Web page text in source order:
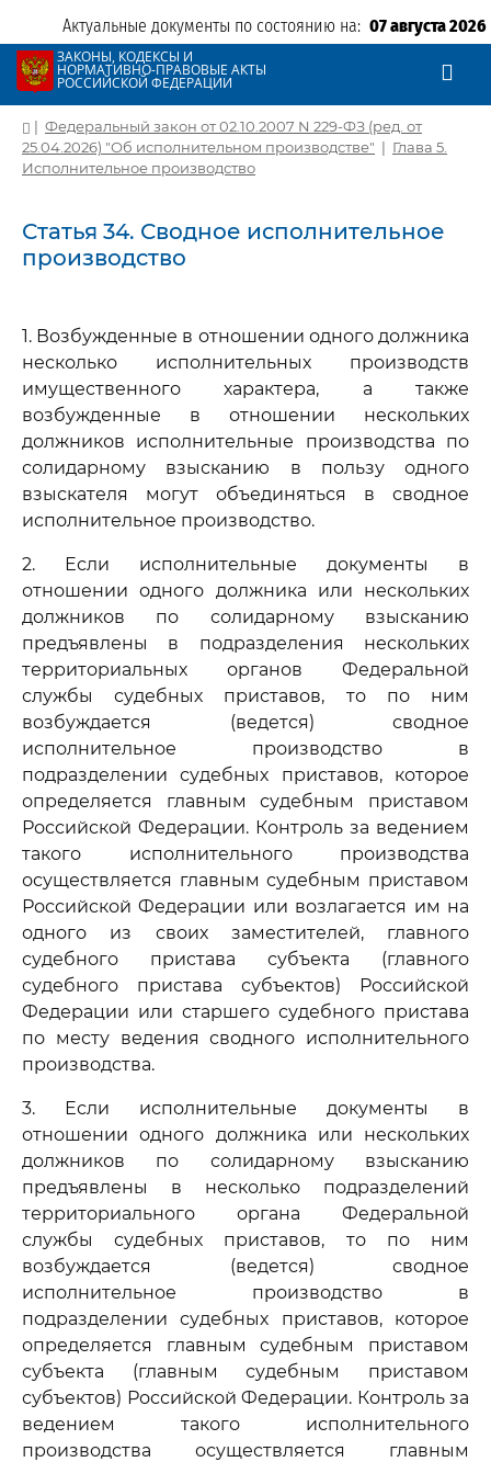
Актуальные документы по состоянию на: 07 августа 2026
ЗАКОНЫ, КОДЕКСЫ И
НОРМАТИВНО-ПРАВОВЫЕ АКТЫ
РОССИЙСКОЙ ФЕДЕРАЦИИ
| Федеральный закон от 02.10.2007 N 229-ФЗ (ред. от
25.04.2026) "Об исполнительном производстве" | Глава 5.
Исполнительное производство
Статья 34. Сводное исполнительное
производство
1. Возбужденные в отношении одного должника
несколько исполнительных производств
имущественного характера, а также
возбужденные в отношении нескольких
должников исполнительные производства по
солидарному взысканию в пользу одного
взыскателя могут объединяться в сводное
исполнительное производство.
2. Если исполнительные документы в
отношении одного должника или нескольких
должников по солидарному взысканию
предъявлены в подразделения нескольких
территориальных органов Федеральной
службы судебных приставов, то по ним
возбуждается (ведется) сводное
исполнительное производство в
подразделении судебных приставов, которое
определяется главным судебным приставом
Российской Федерации. Контроль за ведением
такого исполнительного производства
осуществляется главным судебным приставом
Российской Федерации или возлагается им на
одного из своих заместителей, главного
судебного пристава субъекта (главного
судебного пристава субъектов) Российской
Федерации или старшего судебного пристава
по месту ведения сводного исполнительного
производства.
3. Если исполнительные документы в
отношении одного должника или нескольких
должников по солидарному взысканию
предъявлены в несколько подразделений
территориального органа Федеральной
службы судебных приставов, то по ним
возбуждается (ведется) сводное
исполнительное производство в
подразделении судебных приставов, которое
определяется главным судебным приставом
субъекта (главным судебным приставом
субъектов) Российской Федерации. Контроль за
ведением такого исполнительного
производства осуществляется главным